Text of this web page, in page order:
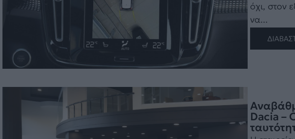
όχι, στον
να...
Dacia –